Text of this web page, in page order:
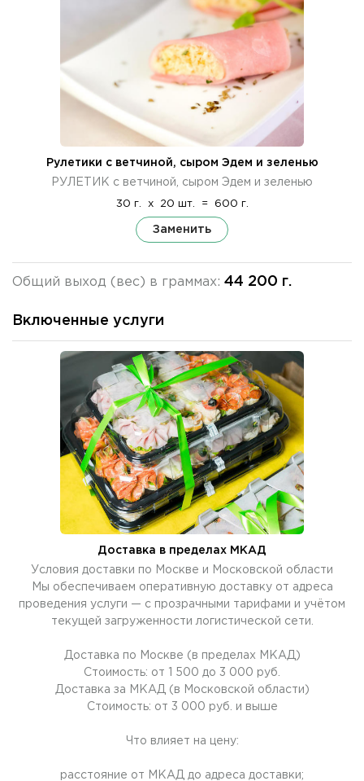
Рулетики с ветчиной, сыром Эдем и зеленью
РУЛЕТИК с ветчиной, сыром Эдем и зеленью
30 г. x 20 шт. = 600 г.
Заменить
Общий выход (вес) в граммах: 44 200 г.
Включенные услуги
Доставка в пределах МКАД
Условия доставки по Москве и Московской области
Мы обеспечиваем оперативную доставку от адреса
проведения услуги — с прозрачными тарифами и учётом
текущей загруженности логистической сети.
Доставка по Москве (в пределах МКАД)
Стоимость: от 1 500 до 3 000 руб.
Доставка за МКАД (в Московской области)
Стоимость: от 3 000 руб. и выше
Что влияет на цену:
расстояние от МКАД до адреса доставки;